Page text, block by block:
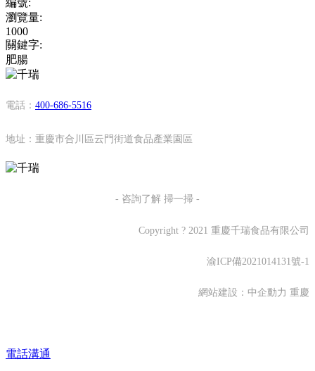
瀏覽量:
1000
關鍵字:
肥腸
電話： 400-686-5516
地址：重慶市合川區云門街道食品產業園區
- 咨詢了解 掃一掃 -
Copyright ? 2021 重慶千瑞食品有限公司
渝ICP備2021014131號-1
網站建設： 中企動力 重慶
電話溝通